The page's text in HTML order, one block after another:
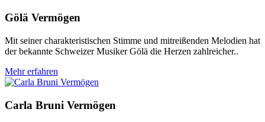
Gölä Vermögen
Mit seiner charakteristischen Stimme und mitreißenden Melodien hat
der bekannte Schweizer Musiker Gölä die Herzen zahlreicher..
Mehr erfahren
Carla Bruni Vermögen